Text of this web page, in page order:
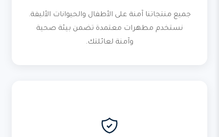
جميع منتجاتنا آمنة على الأطفال والحيوانات الأليفة.
نستخدم مطهرات معتمدة تضمن بيئة صحية
وآمنة لعائلتك.